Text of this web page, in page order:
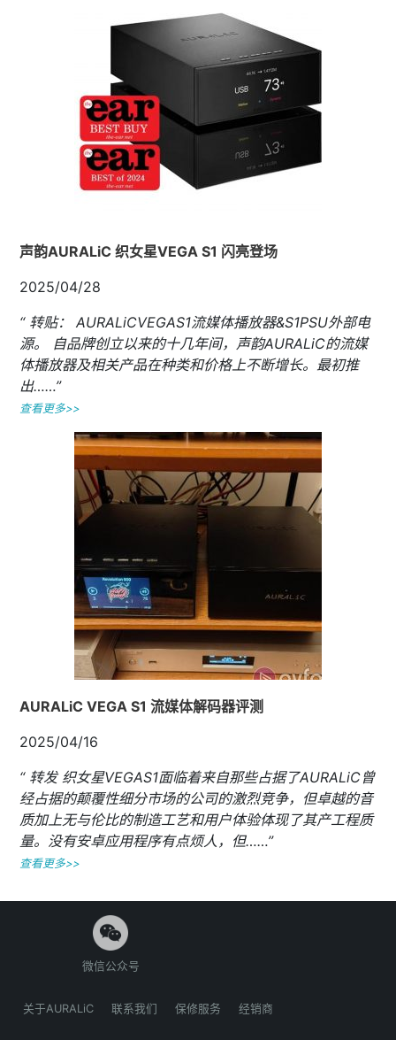
声韵AURALiC 织女星VEGA S1 闪亮登场
2025/04/28
“ 转贴： AURALiCVEGAS1流媒体播放器&S1PSU外部电
源。 自品牌创立以来的十几年间，声韵AURALiC的流媒
体播放器及相关产品在种类和价格上不断增长。最初推
出……”
查看更多>>
AURALiC VEGA S1 流媒体解码器评测
2025/04/16
“ 转发 织女星VEGAS1面临着来自那些占据了AURALiC曾
经占据的颠覆性细分市场的公司的激烈竞争，但卓越的音
质加上无与伦比的制造工艺和用户体验体现了其产工程质
量。没有安卓应用程序有点烦人，但……”
查看更多>>
微信公众号
关于AURALiC 联系我们 保修服务 经销商